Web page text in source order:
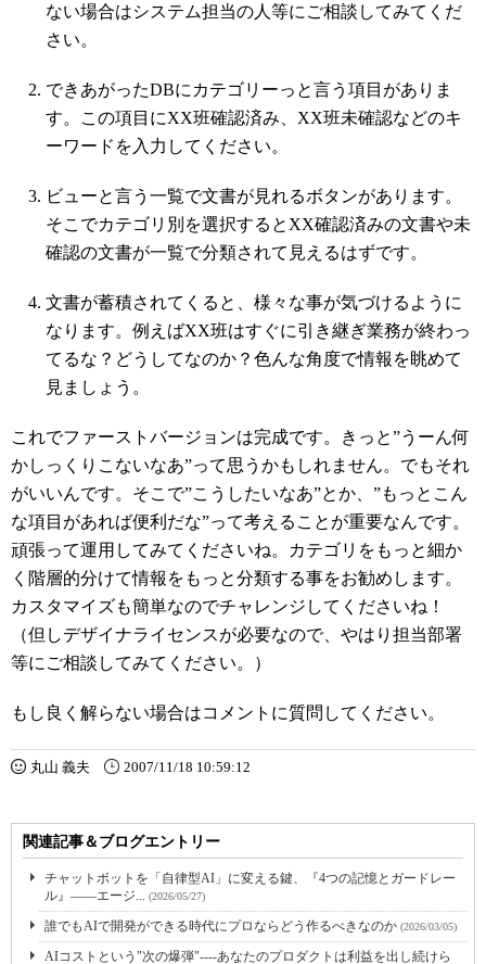
ない場合はシステム担当の人等にご相談してみてくだ
さい。
できあがったDBにカテゴリーっと言う項目がありま
す。この項目にXX班確認済み、XX班未確認などのキ
ーワードを入力してください。
ビューと言う一覧で文書が見れるボタンがあります。
そこでカテゴリ別を選択するとXX確認済みの文書や未
確認の文書が一覧で分類されて見えるはずです。
文書が蓄積されてくると、様々な事が気づけるように
なります。例えばXX班はすぐに引き継ぎ業務が終わっ
てるな？どうしてなのか？色んな角度で情報を眺めて
見ましょう。
これでファーストバージョンは完成です。きっと”うーん何
かしっくりこないなあ”って思うかもしれません。でもそれ
がいいんです。そこで”こうしたいなあ”とか、”もっとこん
な項目があれば便利だな”って考えることが重要なんです。
頑張って運用してみてくださいね。カテゴリをもっと細か
く階層的分けて情報をもっと分類する事をお勧めします。
カスタマイズも簡単なのでチャレンジしてくださいね！
（但しデザイナライセンスが必要なので、やはり担当部署
等にご相談してみてください。）
もし良く解らない場合はコメントに質問してください。
丸山 義夫 2007/11/18 10:59:12
関連記事＆ブログエントリー
チャットボットを「自律型AI」に変える鍵、『4つの記憶とガードレー
ル』――エージ... (2026/05/27)
誰でもAIで開発ができる時代にプロならどう作るべきなのか (2026/03/05)
AIコストという"次の爆弾"----あなたのプロダクトは利益を出し続けら